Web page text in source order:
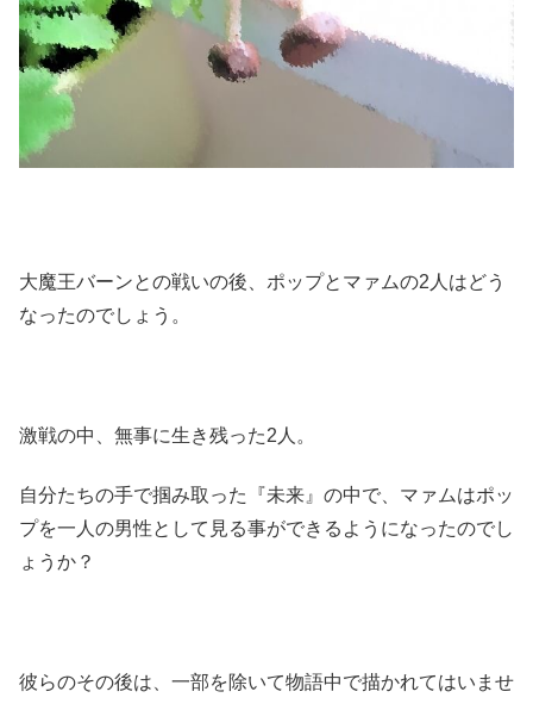
大魔王バーンとの戦いの後、ポップとマァムの2人はどう
なったのでしょう。
激戦の中、無事に生き残った2人。
自分たちの手で掴み取った『未来』の中で、マァムはポッ
プを一人の男性として見る事ができるようになったのでし
ょうか？
彼らのその後は、一部を除いて物語中で描かれてはいませ